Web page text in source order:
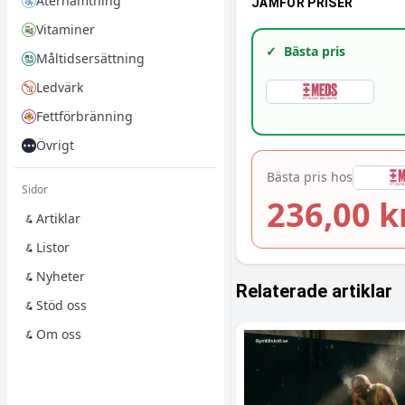
Vitaminer
Måltidsersättning
Ledvärk
Fettförbränning
Övrigt
Sidor
Artiklar
Listor
Nyheter
Stöd oss
Om oss
✓ Bästa pris
Bästa pris hos
236,00
Relaterade artiklar